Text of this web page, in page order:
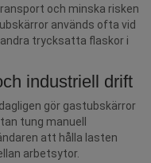
och minska risken
används ofta vid
trycksatta flaskor i
industriell drift
gör gastubskärror
tung manuell
att hålla lasten
arbetsytor.